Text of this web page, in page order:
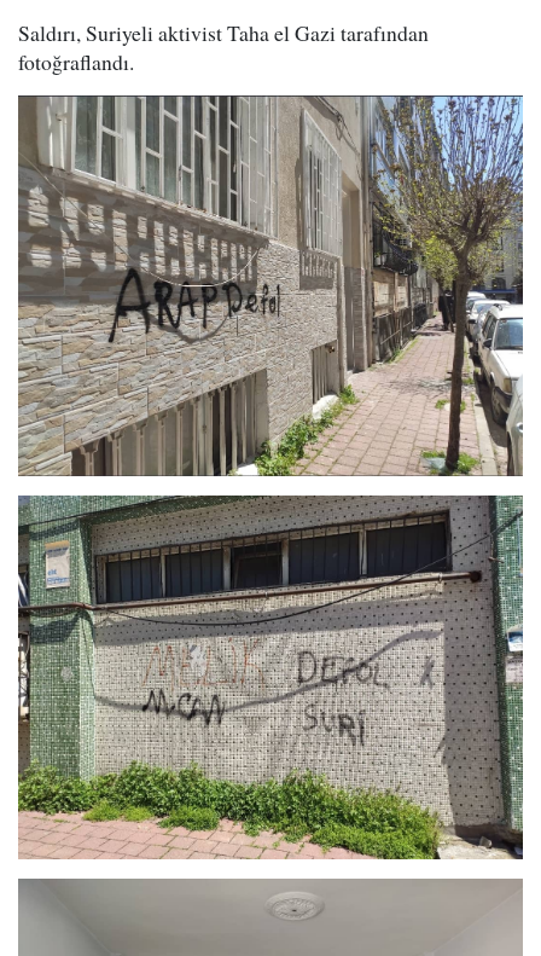
Saldırı,Suriyeli aktivist Taha el Gazi tarafından
fotoğraflandı.